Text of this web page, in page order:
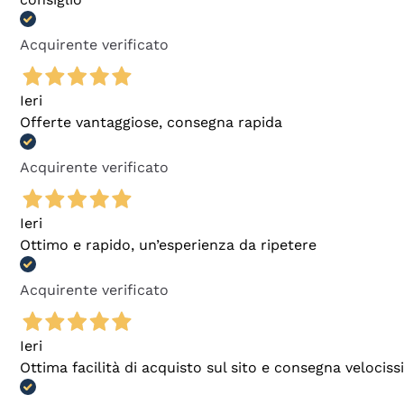
Acquirente verificato
Ieri
Offerte vantaggiose, consegna rapida
Acquirente verificato
Ieri
Ottimo e rapido, un’esperienza da ripetere
Acquirente verificato
Ieri
Ottima facilità di acquisto sul sito e consegna